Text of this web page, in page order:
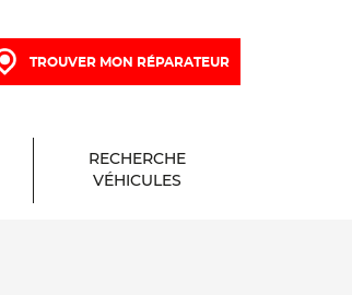
TROUVER MON RÉPARATEUR
RECHERCHE
VÉHICULES